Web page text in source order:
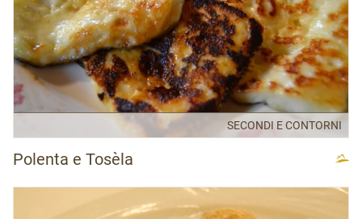
SECONDI E CONTORNI
Polenta e Tosèla